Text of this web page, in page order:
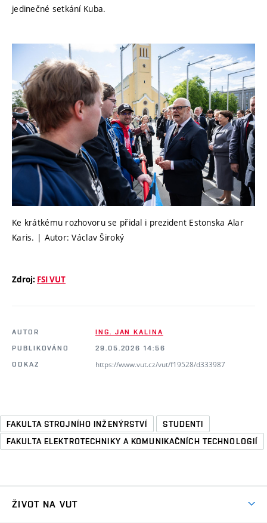
jedinečné setkání Kuba.
Ke krátkému rozhovoru se přidal i prezident Estonska Alar
Karis. | Autor: Václav Široký
Zdroj: FSI VUT
AUTOR
ING. JAN KALINA
PUBLIKOVÁNO
29.05.2026 14:56
ODKAZ
https://www.vut.cz/vut/f19528/d333987
FAKULTA STROJNÍHO INŽENÝRSTVÍ
STUDENTI
FAKULTA ELEKTROTECHNIKY A KOMUNIKAČNÍCH TECHNOLOGIÍ
ŽIVOT NA VUT